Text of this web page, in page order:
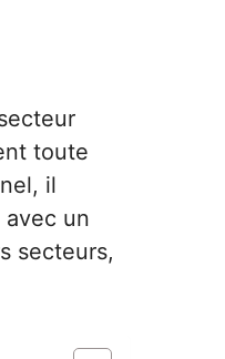
toute
il
un
secteurs,